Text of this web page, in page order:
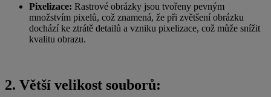
Pixelizace: Rastrové obrázky jsou tvořeny pevným
množstvím pixelů, což znamená, že při zvětšení obrázku
dochází ke ztrátě detailů a vzniku pixelizace, což může snížit
kvalitu obrazu.
2. Větší velikost souborů: